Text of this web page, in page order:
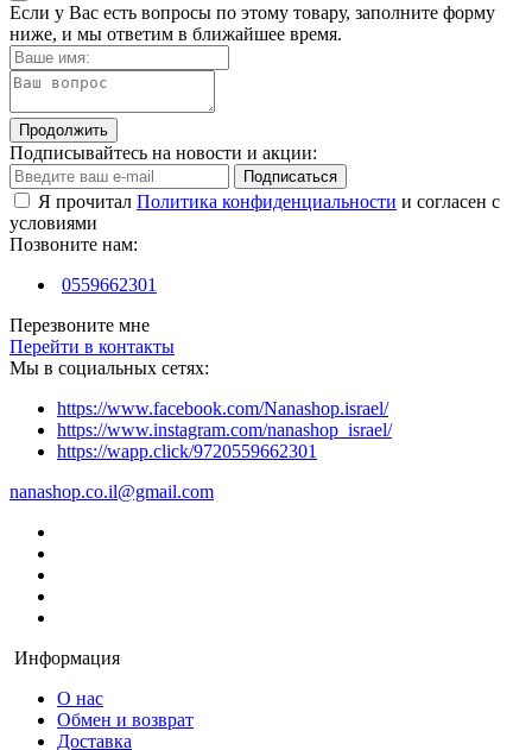
Если у Вас есть вопросы по этому товару, заполните форму
ниже, и мы ответим в ближайшее время.
Продолжить
Подписывайтесь на новости и акции:
Подписаться
Я прочитал Политика конфиденциальности и согласен с
условиями
Позвоните нам:
0559662301
Перезвоните мне
Перейти в контакты
Мы в социальных сетях:
https://www.facebook.com/Nanashop.israel/
https://www.instagram.com/nanashop_israel/
https://wapp.click/9720559662301
nanashop.co.il@gmail.com
Информация
О нас
Обмен и возврат
Доставка